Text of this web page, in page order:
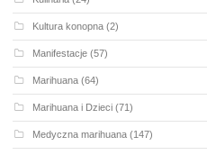
Kultura konopna (2)
Manifestacje (57)
Marihuana (64)
Marihuana i Dzieci (71)
Medyczna marihuana (147)